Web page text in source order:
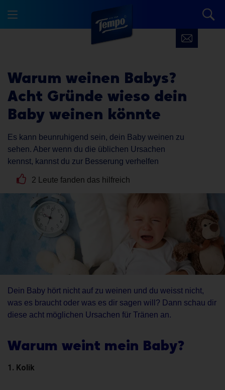
Warum weinen Babys?
Acht Gründe wieso dein
Baby weinen könnte
Es kann beunruhigend sein, dein Baby weinen zu
sehen. Aber wenn du die üblichen Ursachen
kennst, kannst du zur Besserung verhelfen
2 Leute fanden das hilfreich
Dein Baby hört nicht auf zu weinen und du weisst nicht,
was es braucht oder was es dir sagen will? Dann schau dir
diese acht möglichen Ursachen für Tränen an.
Warum weint mein Baby?
1. Kolik